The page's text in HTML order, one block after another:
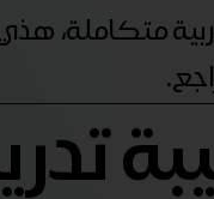
متكاملة،